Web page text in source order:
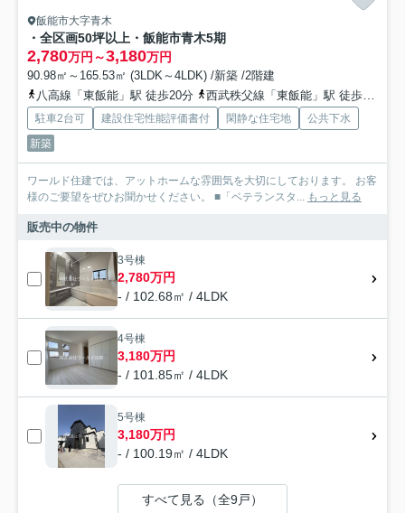
飯能市大字青木
・全区画50坪以上・飯能市青木5期
2,780万円～3,180万円
90.98㎡～165.53㎡ (3LDK～4LDK) /新築 /2階建
八高線「東飯能」駅 徒歩20分
西武秩父線「東飯能」駅 徒歩20分
駐車2台可 建設住宅性能評価書付 閑静な住宅地
公共下水
新築
ワールド住建では、アットホームな雰囲気を大切にしております。 お客
様のご要望をぜひお聞かせください。 ■「ベテランスタ... もっと見る
販売中の物件
3号棟
2,780万円
- / 102.68㎡ / 4LDK
4号棟
3,180万円
- / 101.85㎡ / 4LDK
5号棟
3,180万円
- / 100.19㎡ / 4LDK
すべて見る（全9戸）